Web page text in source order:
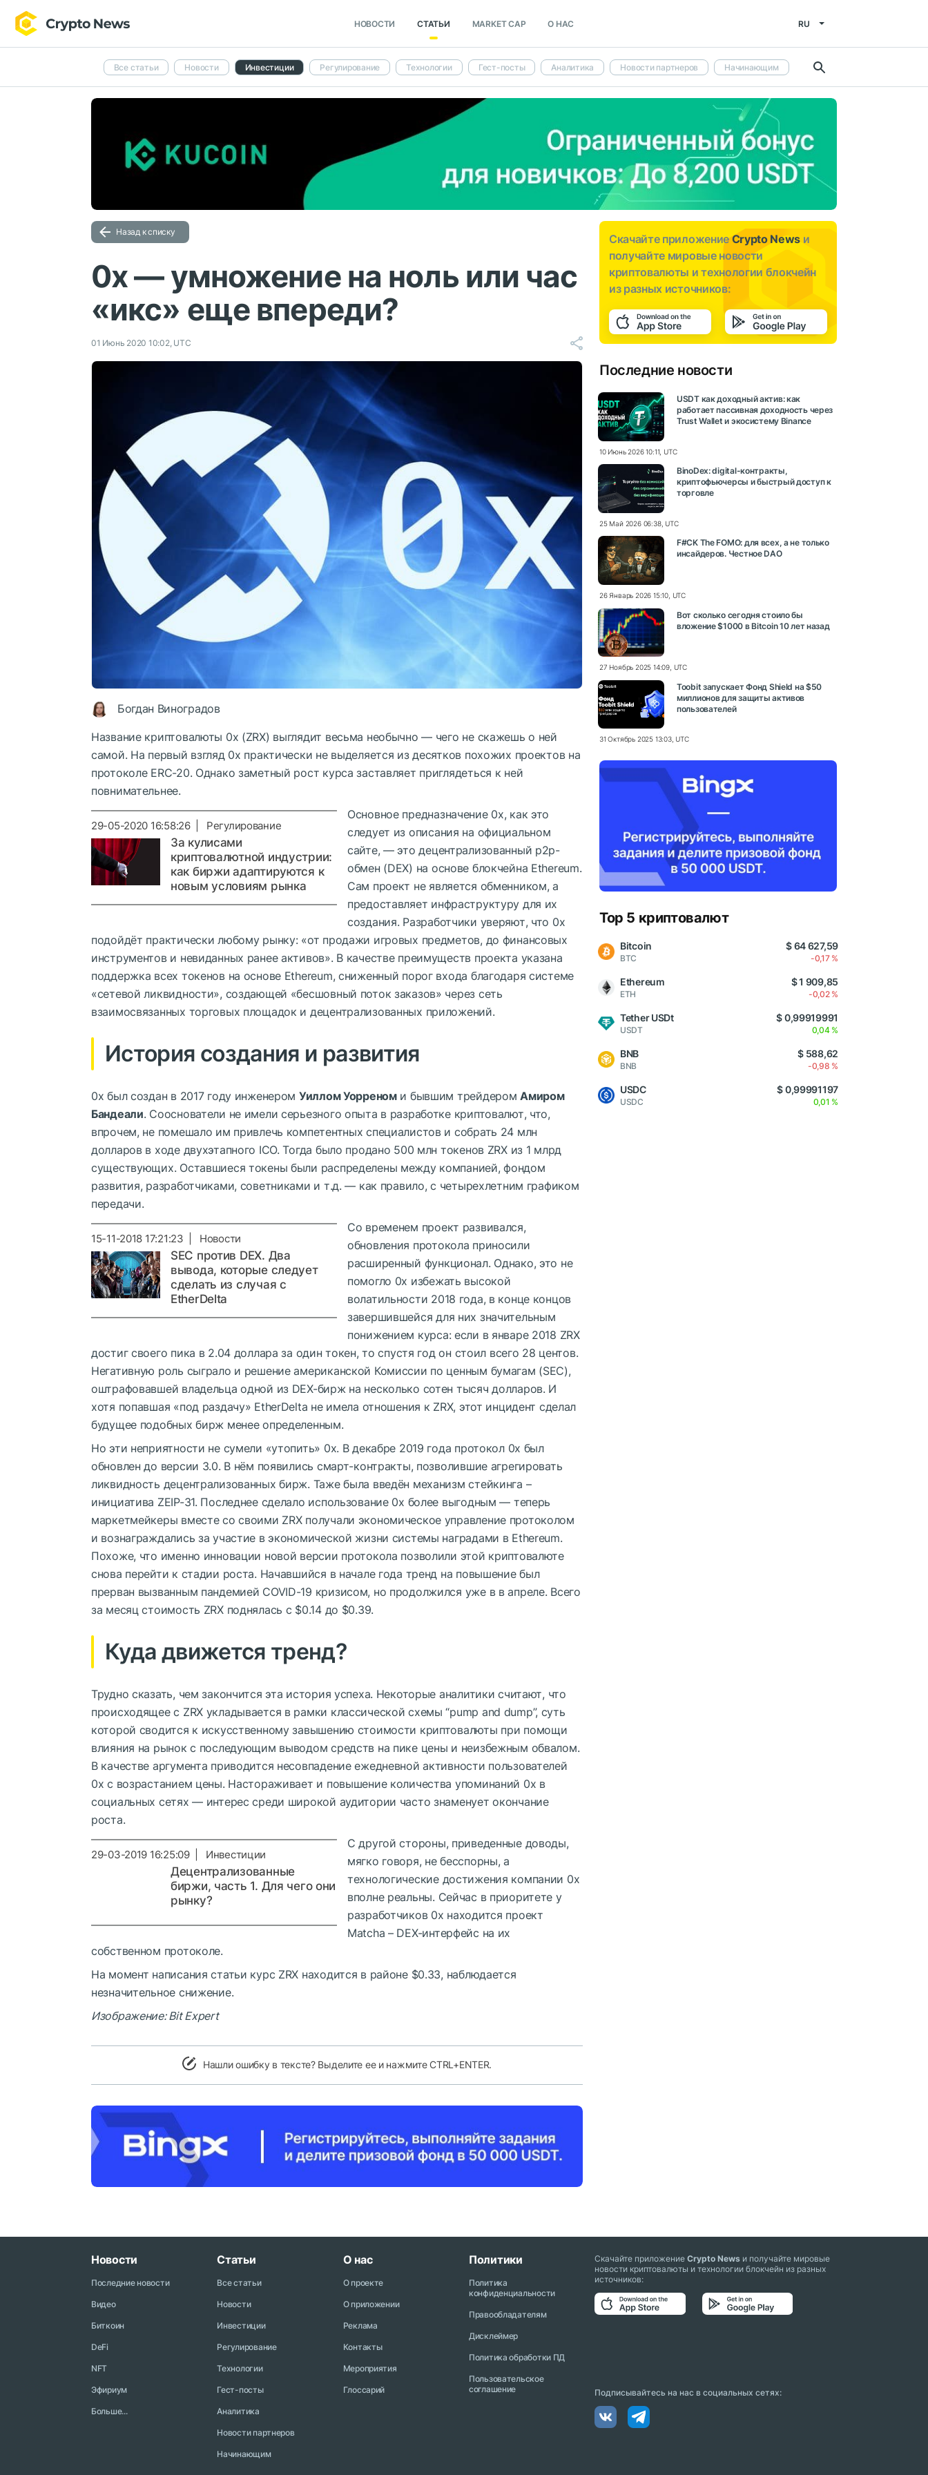
НОВОСТИ СТАТЬИ MARKET CAP О НАС RU
Все статьи Новости Инвестиции Регулирование Технологии Гест-посты Аналитика Новости партнеров Начинающим
Назад к списку
0x — умножение на ноль или час
«икс» еще впереди?
01 Июнь 2020 10:02, UTC
Богдан Виноградов
Название криптовалюты 0x (ZRX) выглядит весьма необычно — чего не скажешь о ней
самой. На первый взгляд 0x практически не выделяeтся из десятков похожих проектов на
протоколе ERC-20. Однако заметный рост курса заставляет приглядеться к ней
повнимательнее.
29-05-2020 16:58:26 | Регулирование
За кулисами
криптовалютной индустрии:
как биржи адаптируются к
новым условиям рынка
Основное предназначение 0x, как это
следует из описания на официальном
сайте, — это децентрализованный p2p-
обмен (DEX) на основе блокчейна Ethereum.
Сам проект не является обменником, а
предоставляет инфраструктуру для их
создания. Разработчики уверяют, что 0x
подойдёт практически любому рынку: «от продажи игровых предметов, до финансовых
инструментов и невиданных ранее активов». В качестве преимуществ проекта указана
поддержка всех токенов на основе Ethereum, сниженный порог входа благодаря системе
«сетевой ликвидности», создающей «бесшовный поток заказов» через сеть
взаимосвязанных торговых площадок и децентрализованных приложений.
История создания и развития
0x был создан в 2017 году инженером Уиллом Уорреноми бывшим трейдером Амиром
Бандеали. Сооснователи не имели серьезного опыта в разработке криптовалют, что,
впрочем, не помешало им привлечь компетентных специалистов и собрать 24 млн
долларов в ходе двухэтапного ICO. Тогда было продано 500 млн токенов ZRX из 1 млрд
существующих. Оставшиеся токены были распределены между компанией, фондом
развития, разработчиками, советниками и т.д. — как правило, с четырехлетним графиком
передачи.
15-11-2018 17:21:23 | Новости
SEC против DEX. Два
вывода, которые следует
сделать из случая с
EtherDelta
Со временем проект развивался,
обновления протокола приносили
расширенный функционал. Однако, это не
помогло 0x избежать высокой
волатильности 2018 года, в конце концов
завершившейся для них значительным
понижением курса: если в январе 2018 ZRX
достиг своего пика в 2.04 доллара за один токен, то спустя год он стоил всего 28 центов.
Негативную роль сыграло и решение американской Комиссии по ценным бумагам (SEC),
оштрафовавшей владельца одной из DEX-бирж на несколько сотен тысяч долларов. И
хотя попавшая «под раздачу» EtherDelta не имела отношения к ZRX, этот инцидент сделал
будущее подобных бирж менее определенным.
Но эти неприятности не сумели «утопить» 0x. В декабре 2019 года протокол 0x был
обновлен до версии 3.0. В нём появились смарт-контракты, позволившие агрегировать
ликвидность децентрализованных бирж. Таже была введён механизм стейкинга –
инициатива ZEIP-31. Последнее сделало использование 0x более выгодным — теперь
маркетмейкеры вместе со своими ZRX получали экономическое управление протоколом
и вознаграждались за участие в экономической жизни системы наградами в Ethereum.
Похоже, что именно инновации новой версии протокола позволили этой криптовалюте
снова перейти к стадии роста. Начавшийся в начале года тренд на повышение был
прерван вызванным пандемией COVID-19 кризисом, но продолжился уже в в апреле. Всего
за месяц стоимость ZRX поднялась с $0.14 до $0.39.
Куда движется тренд?
Трудно сказать, чем закончится эта история успеха. Некоторые аналитики считают, что
происходящее с ZRX укладывается в рамки классической схемы “pump and dump”, суть
которой сводится к искусственному завышению стоимости криптовалюты при помощи
влияния на рынок с последующим выводом средств на пике цены и неизбежным обвалом.
В качестве аргумента приводится несовпадение ежедневной активности пользователей
0x с возрастанием цены. Настораживает и повышение количества упоминаний 0x в
социальных сетях — интерес среди широкой аудитории часто знаменует окончание
роста.
29-03-2019 16:25:09 | Инвестиции
Децентрализованные
биржи, часть 1. Для чего они
рынку?
С другой стороны, приведенные доводы,
мягко говоря, не бесспорны, а
технологические достижения компании 0x
вполне реальны. Сейчас в приоритете у
разработчиков 0x находится проект
Matcha – DEX-интерфейс на их
собственном протоколе.
На момент написания статьи курс ZRX находится в районе $0.33, наблюдается
незначительное снижение.
Изображение: Bit Expert
Нашли ошибку в тексте? Выделите ее и нажмите CTRL+ENTER.
Скачайте приложениеCrypto News и
получайте мировые новости
криптовалюты и технологии блокчейн
из разных источников:
Последние новости
USDT как доходный актив: как
работает пассивная доходность через
Trust Wallet и экосистему Binance
10 Июнь 2026 10:11, UTC
BinoDex: digital-контракты,
криптофьючерсы и быстрый доступ к
торговле
25 Май 2026 06:38, UTC
F#CK The FOMO: для всех, а не только
инсайдеров. Честное DAO
26 Январь 2026 15:10, UTC
Вот сколько сегодня стоило бы
вложение $1000 в Bitcoin 10 лет назад
27 Ноябрь 2025 14:09, UTC
Toobit запускает Фонд Shield на $50
миллионов для защиты активов
пользователей
31 Октябрь 2025 13:03, UTC
Top 5 криптовалют
Bitcoin
BTC
$ 64 627,59
-0,17 %
Ethereum
ETH
$ 1 909,85
-0,02 %
Tether USDt
USDT
$ 0,99919991
0,04 %
BNB
BNB
$ 588,62
-0,98 %
USDC
USDC
$ 0,99991197
0,01 %
Новости
Последние новости
Видео
Биткоин
DeFi
NFT
Эфириум
Больше...
Статьи
Все статьи
Новости
Инвестиции
Регулирование
Технологии
Гест-посты
Аналитика
Новости партнеров
Начинающим
О нас
О проекте
О приложении
Реклама
Контакты
Мероприятия
Глоссарий
Политики
Политика
конфиденциальности
Правообладателям
Дисклеймер
Политика обработки ПД
Пользовательское
соглашение
Скачайте приложениеCrypto News и получайте мировые
новости криптовалюты и технологии блокчейн из разных
источников:
Подписывайтесь на нас в социальных сетях: